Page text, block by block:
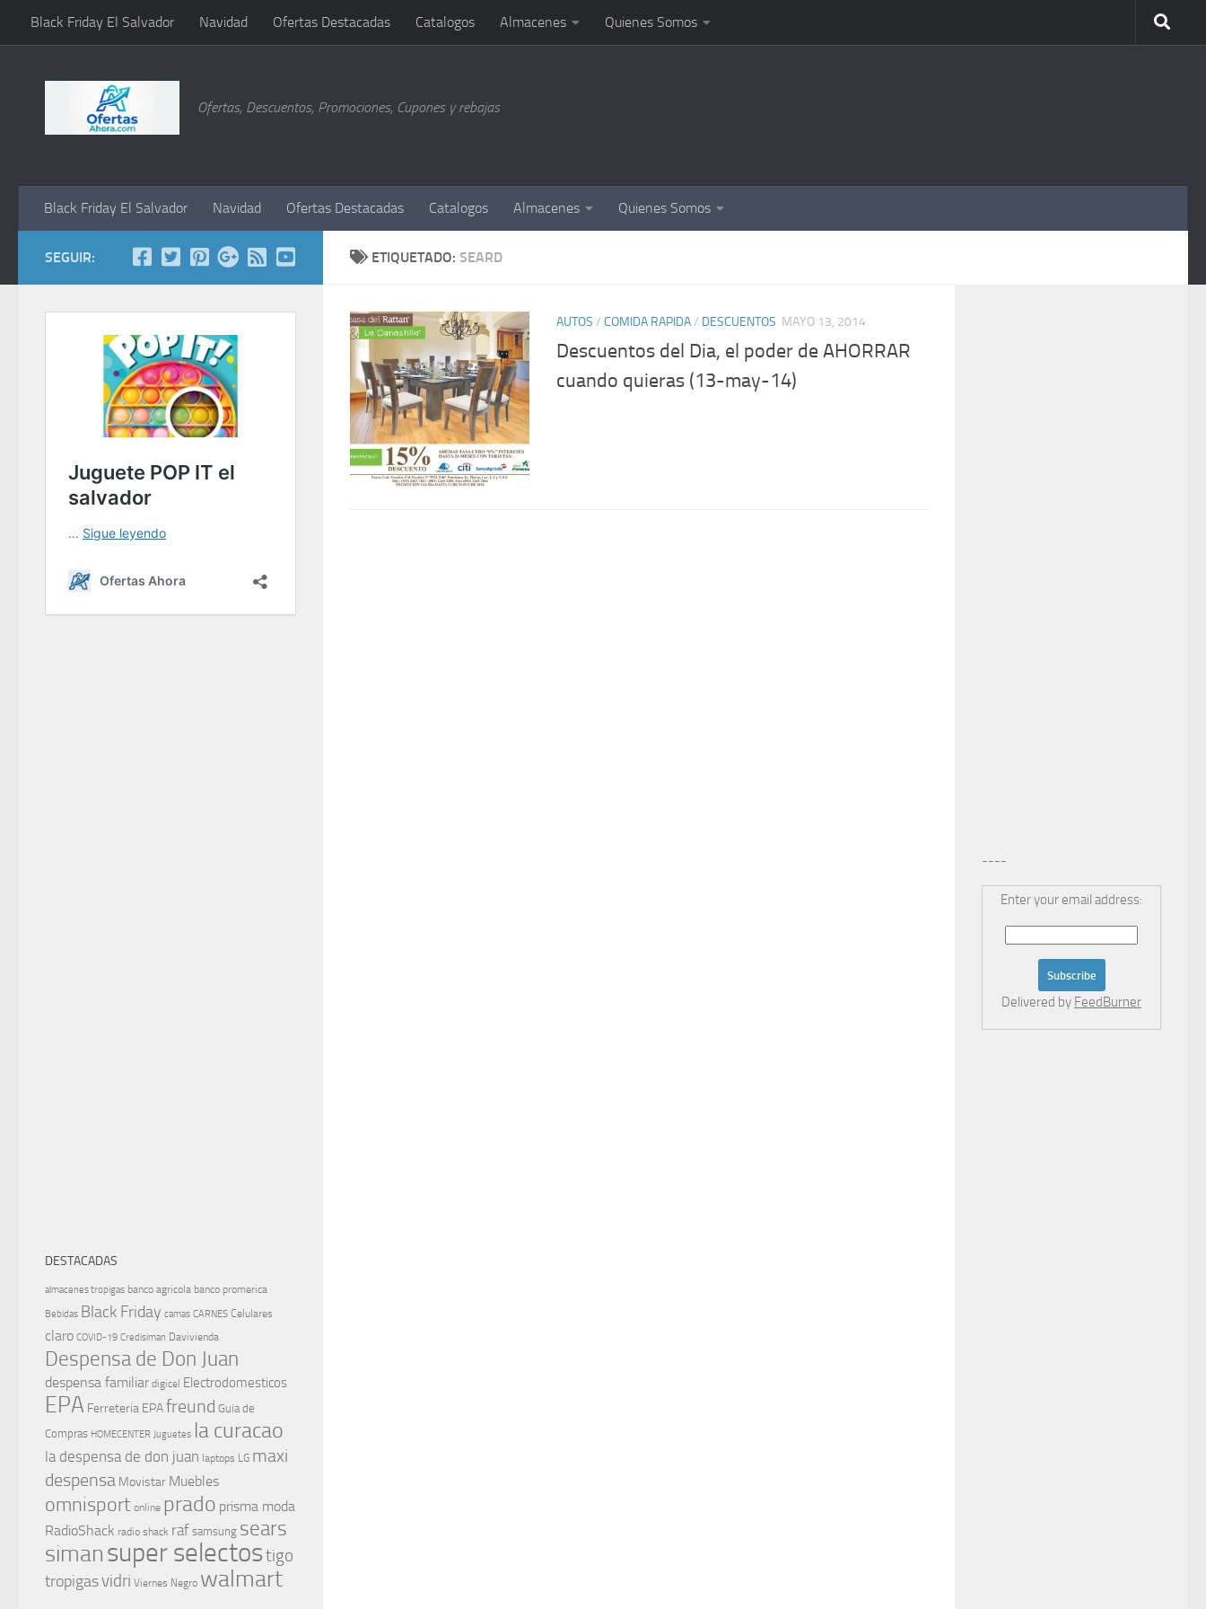
Saltar al contenido
Black Friday El Salvador Navidad Ofertas Destacadas Catalogos Almacenes Quienes Somos
Ofertas, Descuentos, Promociones, Cupones y rebajas
Black Friday El Salvador Navidad Ofertas Destacadas Catalogos Almacenes Quienes Somos
ETIQUETADO: SEARD
AUTOS / COMIDA RAPIDA/ DESCUENTOS MAYO 13, 2014
Descuentos del Dia, el poder de AHORRAR
cuando quieras (13-may-14)
SEGUIR:
DESTACADAS
almacenes tropigas banco agricola banco promerica
Bebidas Black Friday camas CARNES Celulares
claro COVID-19 Credisiman Davivienda
Despensa de Don Juan
despensa familiar digicel Electrodomesticos
EPA Ferreteria EPAfreund Guia de
Compras HOMECENTER Juguetes la curacao
la despensa de don juan laptops LG maxi
despensa Movistar Muebles
omnisport online prado prisma moda
RadioShack radio shack raf samsung sears
simansuper selectostigo
tropigasvidri Viernes Negro walmart
----
Enter your email address:
Delivered by FeedBurner